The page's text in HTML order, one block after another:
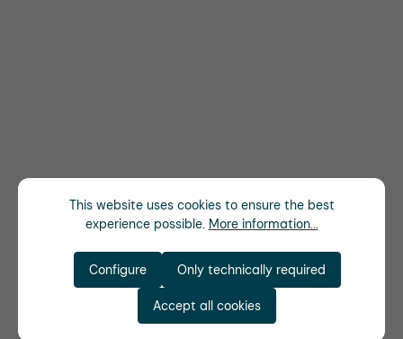
This website uses cookies to ensure the best
experience possible. More information...
Only technically required
Configure
Accept all cookies